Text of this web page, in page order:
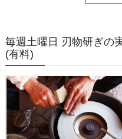
毎週土曜日 刃物研ぎの
(有料)